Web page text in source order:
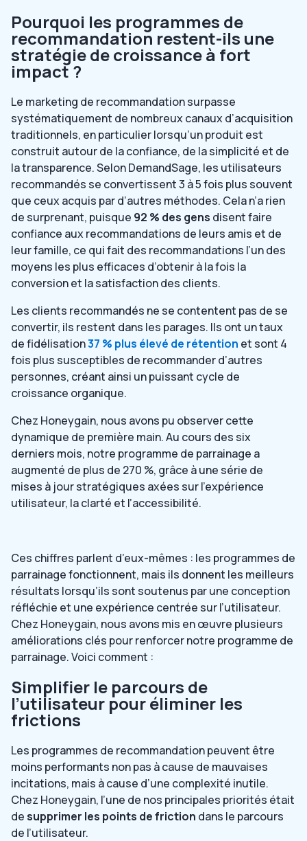
Pourquoi les programmes de
recommandation restent-ils une
stratégie de croissance à fort
impact ?
Le marketing de recommandation surpasse
systématiquement de nombreux canaux d’acquisition
traditionnels, en particulier lorsqu’un produit est
construit autour de la confiance, de la simplicité et de
la transparence. SelonDemandSage, les utilisateurs
recommandés se convertissent3 à 5 fois plus souvent
que ceux acquis par d’autres méthodes. Cela n’a rien
de surprenant, puisque 92 % des gens disent faire
confiance aux recommandations de leurs amis et de
leur famille, ce qui fait des recommandations l’un des
moyens les plus efficaces d’obtenir à la fois la
conversion et la satisfaction des clients.
Les clients recommandés ne se contentent pas de se
convertir, ils restent dans les parages. Ils ont un taux
de fidélisation37 % plus élevé de rétention et sont 4
fois plus susceptibles de recommander d’autres
personnes, créant ainsi un puissant cycle de
croissance organique.
Chez Honeygain, nous avons pu observer cette
dynamique de première main. Au cours des six
derniers mois, notre programme de parrainage a
augmenté de plus de 270 %, grâce à une série de
mises à jour stratégiques axées sur l’expérience
utilisateur, la clarté et l’accessibilité.
Ces chiffres parlent d’eux-mêmes : les programmes de
parrainage fonctionnent, mais ils donnent les meilleurs
résultats lorsqu’ils sont soutenus par une conception
réfléchie et une expérience centrée sur l’utilisateur.
Chez Honeygain, nous avons mis en œuvre plusieurs
améliorations clés pour renforcer notre programme de
parrainage. Voici comment :
Simplifier le parcours de
l’utilisateur pour éliminer les
frictions
Les programmes de recommandation peuvent être
moins performants non pas à cause de mauvaises
incitations, mais à cause d’une complexité inutile.
Chez Honeygain, l’une de nos principales priorités était
desupprimer les points de friction dans le parcours
de l’utilisateur.